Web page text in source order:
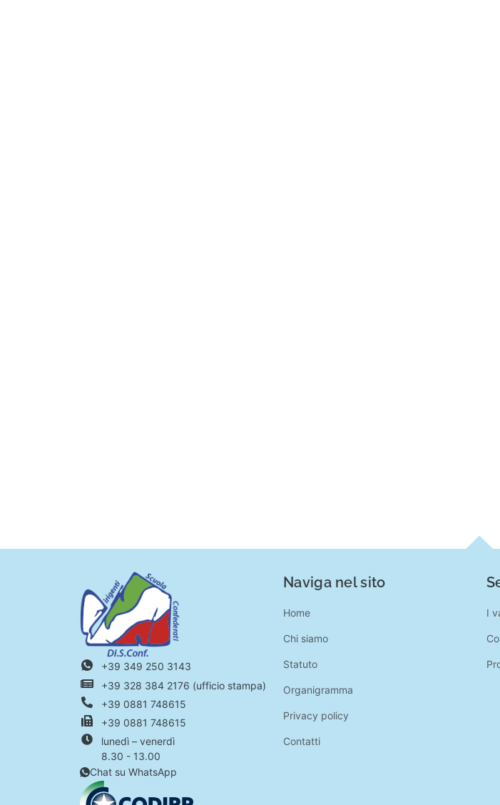
+39 349 250 3143
+39 328 384 2176 (ufficio stampa)
+39 0881 748615
+39 0881 748615
lunedì – venerdì
8.30 - 13.00
Chat su WhatsApp
Naviga nel sito
Home
Chi siamo
Statuto
Organigramma
Privacy policy
Contatti
I